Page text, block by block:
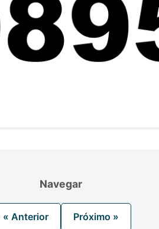
Navegar
« Anterior Próximo »